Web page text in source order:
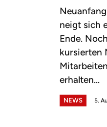
neigt sich
Ende.
kursierten
erhalten...
NEWS 5.